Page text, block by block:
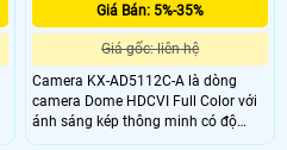
Giá Bán: 5%-35%
Giá gốc: liên hệ
Camera KX-AD5112C-A là dòng
camera Dome HDCVI Full Color với
ánh sáng kép thông minh có độ
phân giải 5.0MP, cho hình ảnh sắc